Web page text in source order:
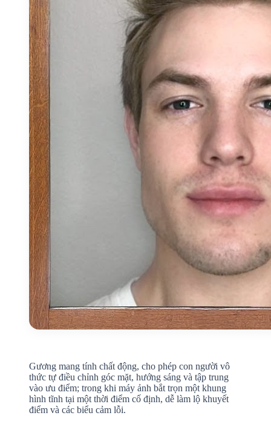
Gương mang tính chất động, cho phép con người vô
thức tự điều chỉnh góc mặt, hướng sáng và tập trung
vào ưu điểm; trong khi máy ảnh bắt trọn một khung
hình tĩnh tại một thời điểm cố định, dễ làm lộ khuyết
điểm và các biểu cảm lỗi.